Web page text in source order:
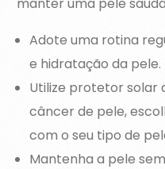
manter uma pele
Adote uma rotina
e hidratação da pele.
Utilize protetor solar
câncer de pele,
com o seu tipo de
Mantenha a pele